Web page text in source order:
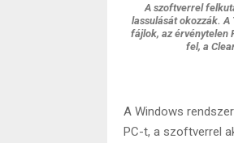
A szoftverrel
lassulását okozzák.
fájlok, az érvénytelen
fel, a
A Windows
PC-t, a szoftverrel